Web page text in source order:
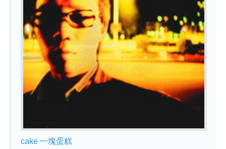
cake 一塊蛋糕